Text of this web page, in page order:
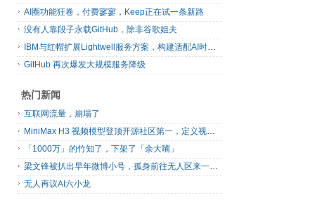
AI圈功能狂卷，付费寥寥，Keep正在试一条新路
没有人靠段子永载GitHub，除非谷歌姐夫
IBM与红帽扩展Lightwell服务方案，构建适配AI时代开源生态的可信基础设施
GitHub 再次爆发大规模服务降级
热门新闻
互联网流量，崩塌了
MiniMax H3 视频模型登顶开源社区第一，定义视频模型领域“斩杀线”
「1000万」的竹知了，下架了「余大嘴」
梁文锋被扒出早年微博小号，孤身前往无人区来一场相当 deep 的 seek 旅行
无人再议AI六小龙